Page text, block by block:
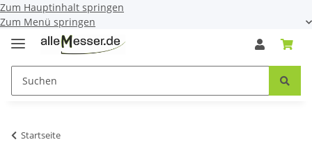
Zum Hauptinhalt springen
Zum Menü springen
Startseite